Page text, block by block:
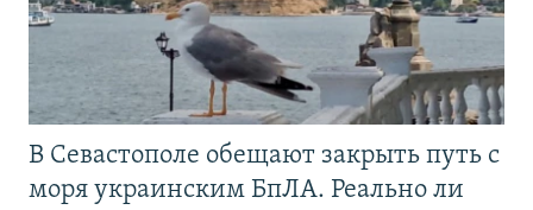
В Севастополе обещают закрыть путь с
моря украинским БпЛА. Реально ли